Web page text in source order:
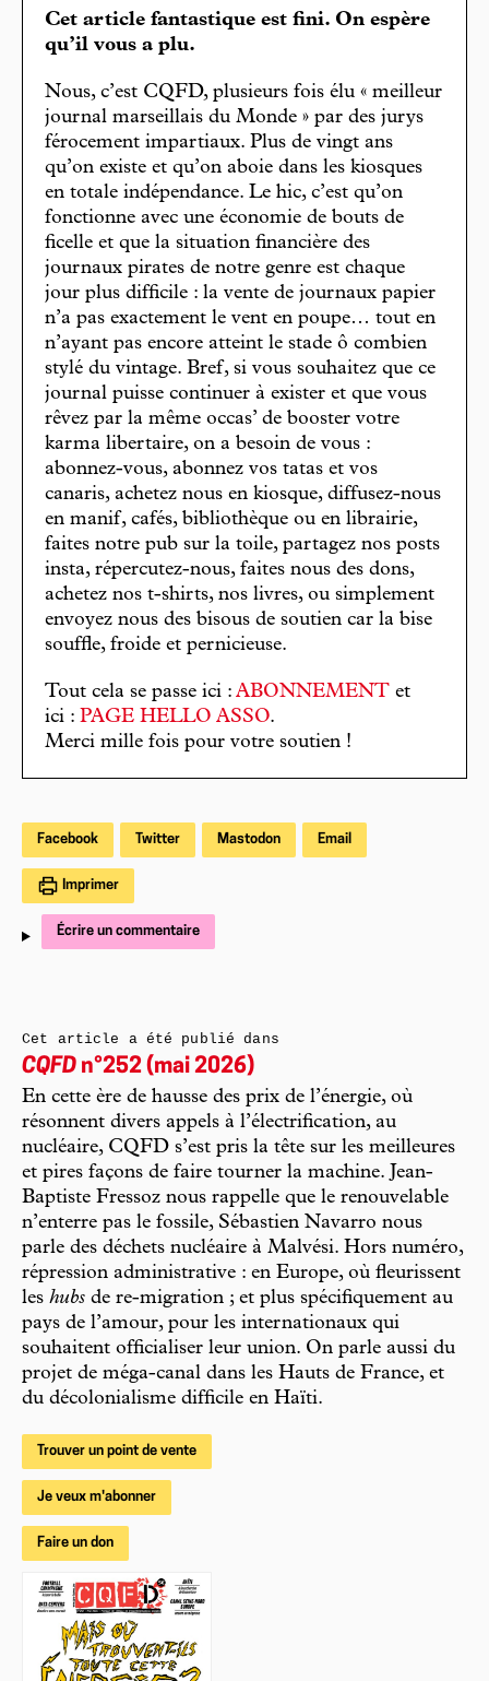
Cet article fantastique est fini. On espère
qu’il vous a plu.
Nous, c’est CQFD, plusieurs fois élu « meilleur
journal marseillais du Monde » par des jurys
férocement impartiaux. Plus de vingt ans
qu’on existe et qu’on aboie dans les kiosques
en totale indépendance. Le hic, c’est qu’on
fonctionne avec une économie de bouts de
ficelle et que la situation financière des
journaux pirates de notre genre est chaque
jour plus difficile : la vente de journaux papier
n’a pas exactement le vent en poupe… tout en
n’ayant pas encore atteint le stade ô combien
stylé du vintage. Bref, si vous souhaitez que ce
journal puisse continuer à exister et que vous
rêvez par la même occas’ de booster votre
karma libertaire, on a besoin de vous :
abonnez-vous, abonnez vos tatas et vos
canaris, achetez nous en kiosque, diffusez-nous
en manif, cafés, bibliothèque ou en librairie,
faites notre pub sur la toile, partagez nos posts
insta, répercutez-nous, faites nous des dons,
achetez nos t-shirts, nos livres, ou simplement
envoyez nous des bisous de soutien car la bise
souffle, froide et pernicieuse.
Tout cela se passe ici : ABONNEMENT et
ici : PAGE HELLO ASSO.
Merci mille fois pour votre soutien !
Facebook Twitter Mastodon Email
Imprimer
Écrire un commentaire
Cet article a été publié dans
CQFD n°252 (mai 2026)
En cette ère de hausse des prix de l’énergie, où
résonnent divers appels à l’électrification, au
nucléaire, CQFD s’est pris la tête sur les meilleures
et pires façons de faire tourner la machine. Jean-
Baptiste Fressoz nous rappelle que le renouvelable
n’enterre pas le fossile, Sébastien Navarro nous
parle des déchets nucléaire à Malvési. Hors numéro,
répression administrative : en Europe, où fleurissent
les hubs de re-migration ; et plus spécifiquement au
pays de l’amour, pour les internationaux qui
souhaitent officialiser leur union. On parle aussi du
projet de méga-canal dans les Hauts de France, et
du décolonialisme difficile en Haïti.
Trouver un point de vente
Je veux m'abonner
Faire un don